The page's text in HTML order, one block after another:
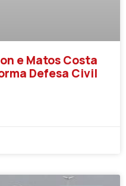
e Matos Costa
Defesa Civil